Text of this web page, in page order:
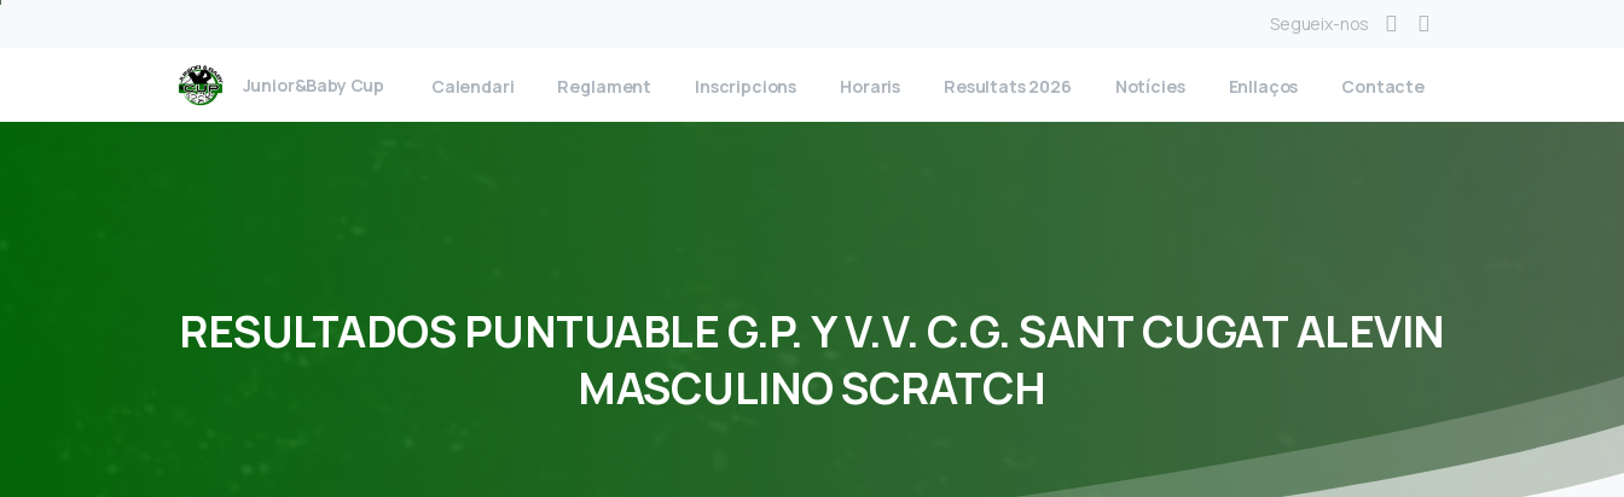
Segueix-nos
Junior&Baby Cup Calendari Reglament Inscripcions Horaris Resultats 2026 Notícies Enllaços Contacte
RESULTADOS PUNTUABLEG.P.YV.V. C.G. SANTCUGATALEVIN
MASCULINOSCRATCH